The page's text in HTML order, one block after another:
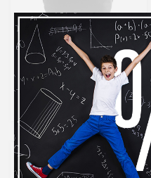
Peak Design õlakott
Everyday Tote V2 15L,
must
159,99 €
Kuumakse al. 5,45 €
Otsas
ELUAEGNE GARANTII -20%